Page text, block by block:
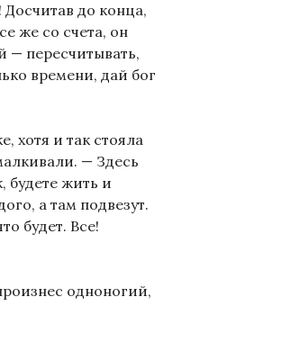
до конца,
же со счета, он
— пересчитывать,
времени, дай бог
хотя и так стояла
— Здесь
будете жить и
а там подвезут.
будет. Все!
одноногий,